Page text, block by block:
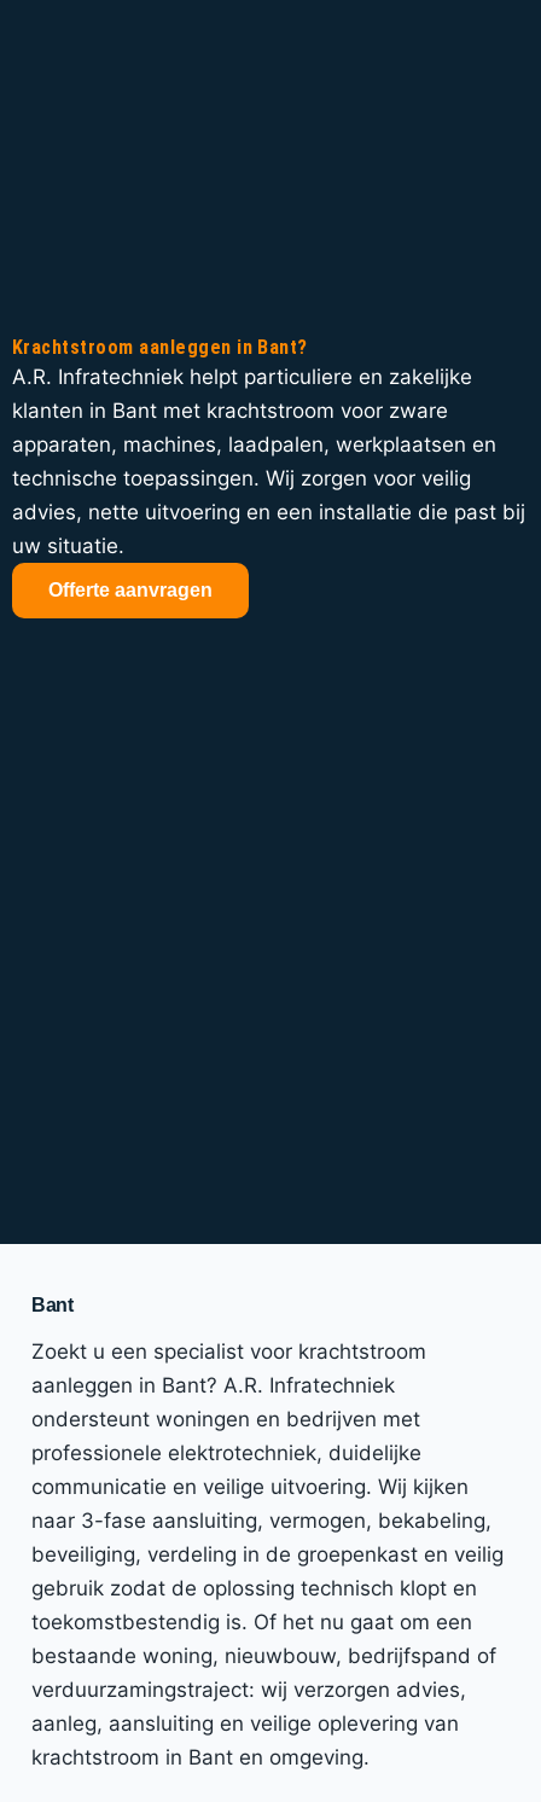
Krachtstroom aanleggen in Bant?
A.R. Infratechniek helpt particuliere en zakelijke
klanten in Bant met krachtstroom voor zware
apparaten, machines, laadpalen, werkplaatsen en
technische toepassingen. Wij zorgen voor veilig
advies, nette uitvoering en een installatie die past bij
uw situatie.
Offerte aanvragen
Bant
Zoekt u een specialist voor krachtstroom
aanleggen in Bant? A.R. Infratechniek
ondersteunt woningen en bedrijven met
professionele elektrotechniek, duidelijke
communicatie en veilige uitvoering. Wij kijken
naar 3-fase aansluiting, vermogen, bekabeling,
beveiliging, verdeling in de groepenkast en veilig
gebruik zodat de oplossing technisch klopt en
toekomstbestendig is. Of het nu gaat om een
bestaande woning, nieuwbouw, bedrijfspand of
verduurzamingstraject: wij verzorgen advies,
aanleg, aansluiting en veilige oplevering van
krachtstroom in Bant en omgeving.